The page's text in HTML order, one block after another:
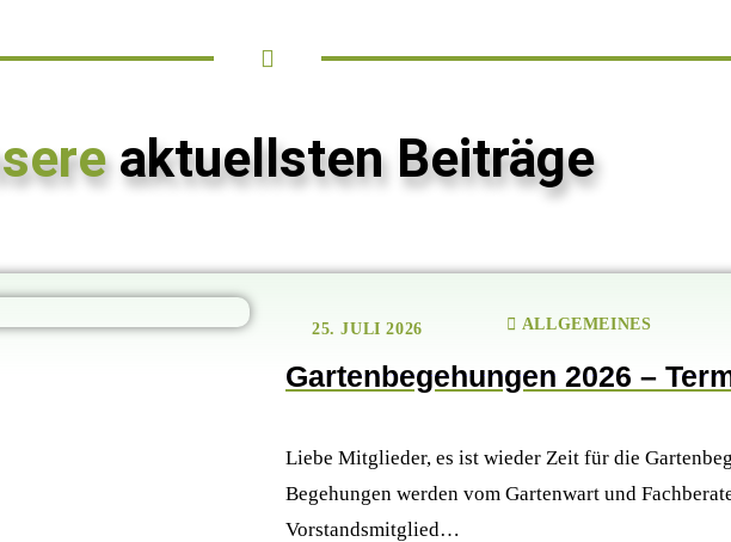
aktuellsten Beiträge
25. JULI 2026 ALLGEMEINES
Gartenbegehungen 2026 –
Liebe Mitglieder, es ist wieder Zeit für die
Begehungen werden vom Gartenwart und
Vorstandsmitglied…